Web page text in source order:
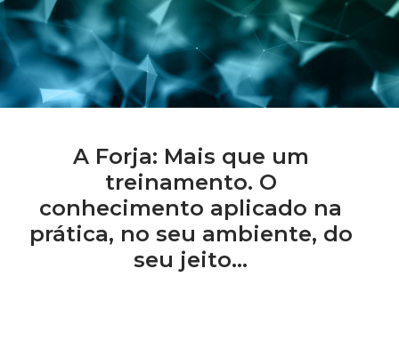
A Forja: Mais que um
treinamento. O
conhecimento aplicado na
prática, no seu ambiente, do
seu jeito...